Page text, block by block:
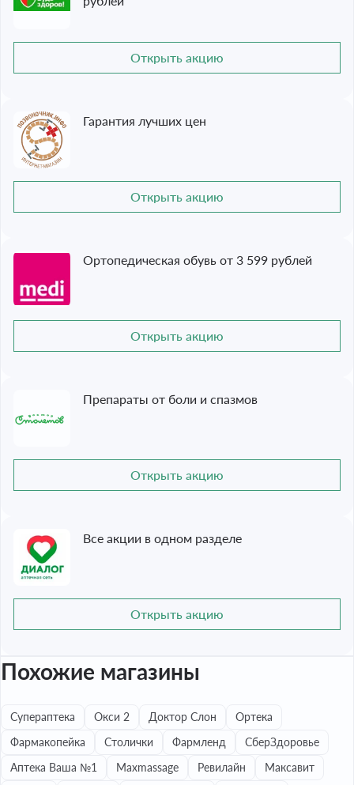
Открыть акцию
Гарантия лучших цен
Открыть акцию
Ортопедическая обувь от 3 599 рублей
Открыть акцию
Препараты от боли и спазмов
Открыть акцию
Все акции в одном разделе
Открыть акцию
Похожие магазины
Супераптека Окси 2 Доктор Слон
Ортека
Фармакопейка
Столички Фармленд
СберЗдоровье
Аптека Ваша №1
Maxmassage Ревилайн
Максавит